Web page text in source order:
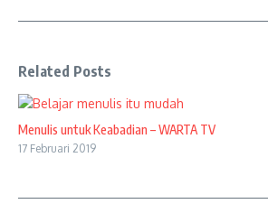
Related Posts
Menulis untuk Keabadian – WARTA TV
17 Februari 2019